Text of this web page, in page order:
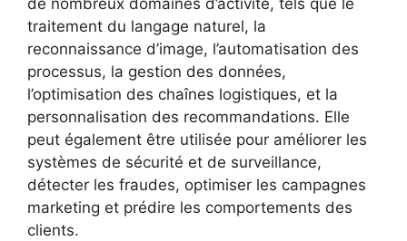
de nombreux domaines d’activité, tels que le
traitement du langage naturel, la
reconnaissance d’image, l’automatisation des
processus, la gestion des données,
l’optimisation des chaînes logistiques, et la
personnalisation des recommandations. Elle
peut également être utilisée pour améliorer les
systèmes de sécurité et de surveillance,
détecter les fraudes, optimiser les campagnes
marketing et prédire les comportements des
clients.